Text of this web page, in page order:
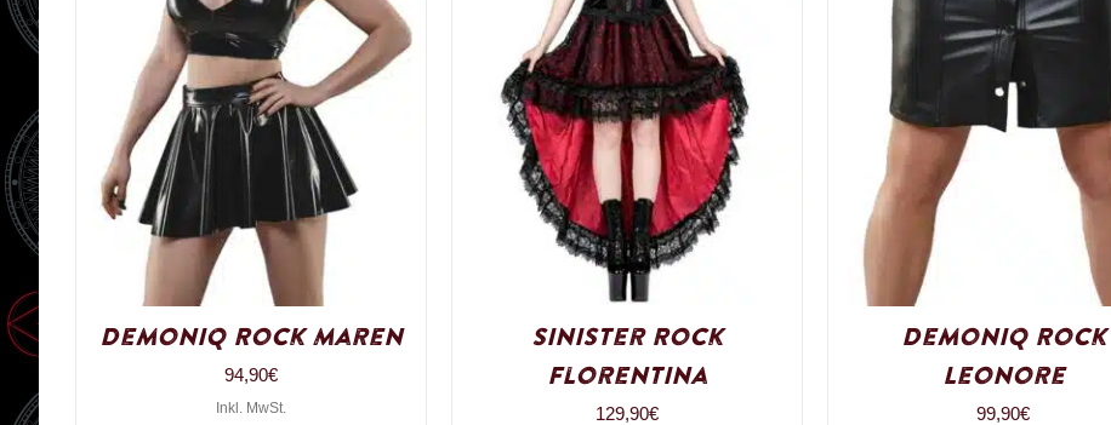
Demoniq Rock Maren
94,90€
Inkl. MwSt.
Sinister Rock
Florentina
129,90€
Demoniq Rock
Leonore
99,90€